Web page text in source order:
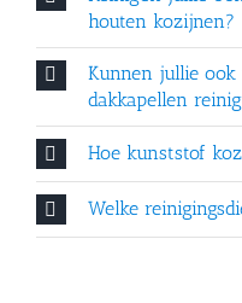
houten kozijnen?
Kunnen jullie
dakkapellen
Hoe kunststof
Welke